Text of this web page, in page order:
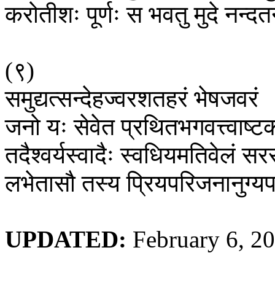
करोतीशः पूर्णः स भवतु मुदे
(९)
समुद्यत्सन्देहज्वरशतहरं भेषजवरं
जनो यः सेवेत
तदैश्वर्यस्वादैः स्वधियमतिवेलं
लभेतासौ तस्य
UPDATED: February 6,